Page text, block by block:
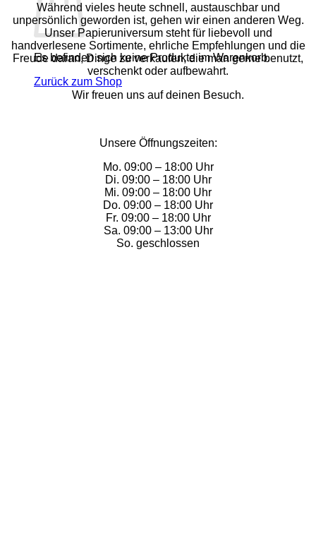
Es befinden sich keine Produkte im Warenkorb.
Zurück zum Shop
Während vieles heute schnell, austauschbar und
unpersönlich geworden ist, gehen wir einen anderen Weg.
Unser Papieruniversum steht für liebevoll und
handverlesene Sortimente, ehrliche Empfehlungen und die
Freude daran, Dinge zu verkaufen, die man gerne benutzt,
verschenkt oder aufbewahrt.
Wir freuen uns auf deinen Besuch.
Unsere Öffnungszeiten:
Mo. 09:00 – 18:00 Uhr
Di. 09:00 – 18:00 Uhr
Mi. 09:00 – 18:00 Uhr
Do. 09:00 – 18:00 Uhr
Fr. 09:00 – 18:00 Uhr
Sa. 09:00 – 13:00 Uhr
So. geschlossen